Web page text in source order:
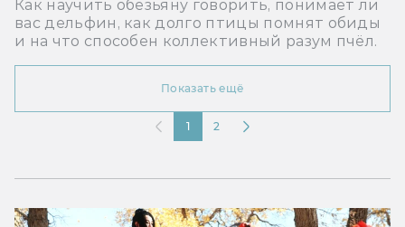
Как научить обезьяну говорить, понимает ли
вас дельфин, как долго птицы помнят обиды
и на что способен коллективный разум пчёл.
Показать ещё
1 2